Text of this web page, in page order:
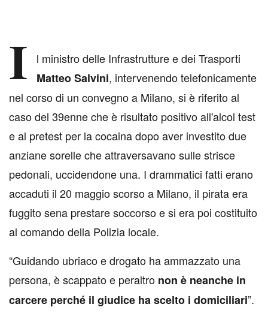
I
l ministro delle Infrastrutture e dei Trasporti
Matteo Salvini, intervenendo telefonicamente
nel corso di un convegno a Milano, si è riferito al
caso del 39enne che è risultato positivo all'alcol test
e al pretest per la cocaina dopo aver investito due
anziane sorelle che attraversavano sulle strisce
pedonali, uccidendone una. I drammatici fatti erano
accaduti il 20 maggio scorso a Milano, il pirata era
fuggito sena prestare soccorso e si era poi costituito
al comando della Polizia locale.
“Guidando ubriaco e drogato ha ammazzato una
persona, è scappato e peraltro non è neanche in
carcere perché il giudice ha scelto i domiciliari”.